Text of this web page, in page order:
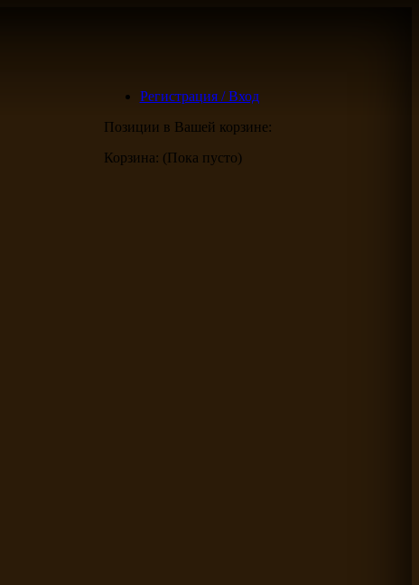
Регистрация / Вход
Позиции в Вашей корзине:
Корзина: (Пока пусто)